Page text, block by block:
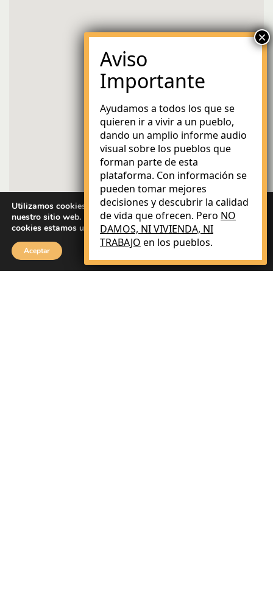
Ayudamos a todos los que se
quieren ir a vivir a un pueblo,
dando un amplio informe audio
visual sobre los pueblos que
forman parte de esta
plataforma. Con información se
pueden tomar mejores
decisiones y descubrir la calidad
de vida que ofrecen. Pero NO
DAMOS, NI VIVIENDA, NI
TRABAJO en los pueblos.
Utilizamos cookies para brindarle la mejor experiencia en
nuestro sitio web. Puede obtener más información sobre qué
cookies estamos utilizando o desactivarlas enajustes
Aceptar